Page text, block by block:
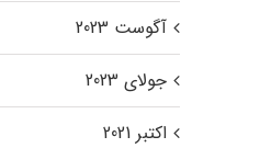
آگوست 2023
جولای 2023
اکتبر 2021